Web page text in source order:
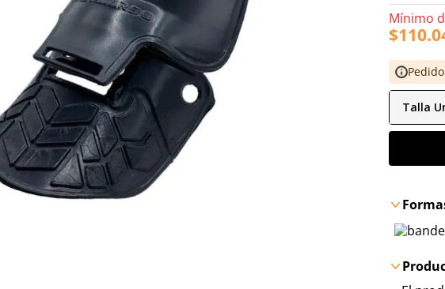
Mínimo
$110.
Talla